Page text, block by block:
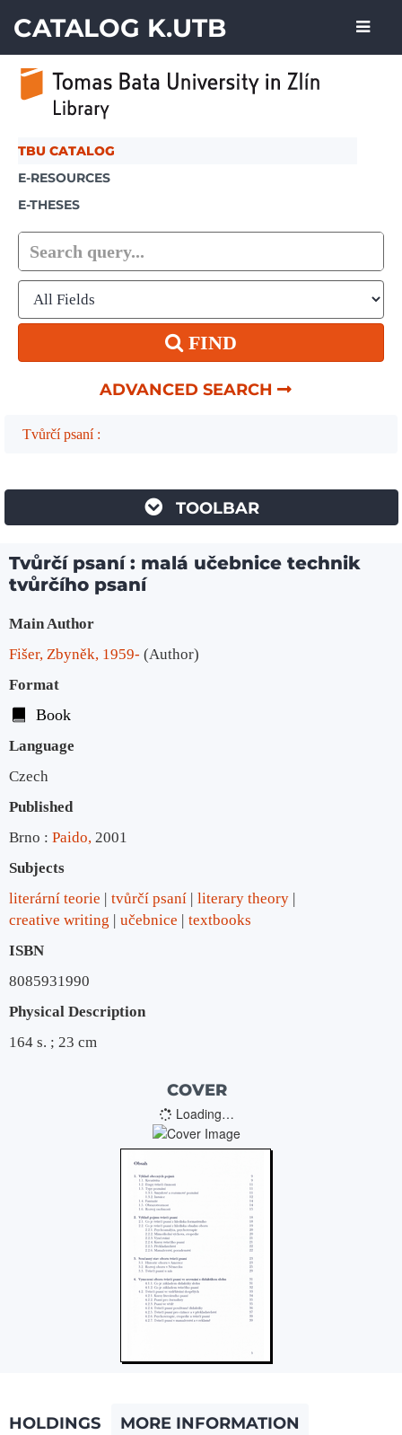
CATALOG K.UTB
TBU CATALOG
E-RESOURCES
E-THESES
FIND
ADVANCED SEARCH
Tvůrčí psaní :
TOOLBAR
Tvůrčí psaní : malá učebnice technik
tvůrčího psaní
Bibliographic Details
Main Author
Fišer, Zbyněk, 1959- (Author)
Format
Book
Language
Czech
Published
Brno : Paido, 2001
Subjects
literární teorie
tvůrčí psaní
literary theory
creative writing
učebnice
textbooks
ISBN
8085931990
Physical Description
164 s. ; 23 cm
COVER
Loading…
HOLDINGS
MORE INFORMATION